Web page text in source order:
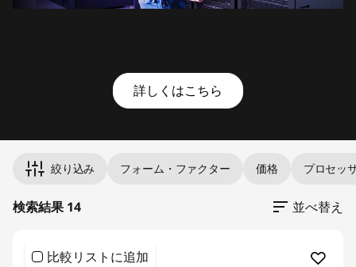
詳しくはこちら
絞り込み フォーム・ファクター 価格 プロセッ
検索結果 14 並べ替え
比較リストに追加